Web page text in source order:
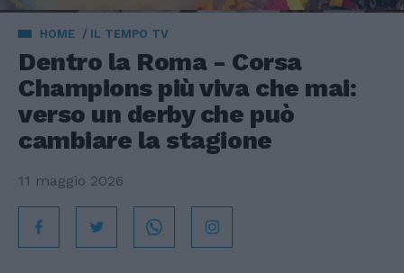
HOME IL TEMPO TV
Dentro la Roma - Corsa
Champions più viva che mai:
verso un derby che può
cambiare la stagione
11 maggio 2026